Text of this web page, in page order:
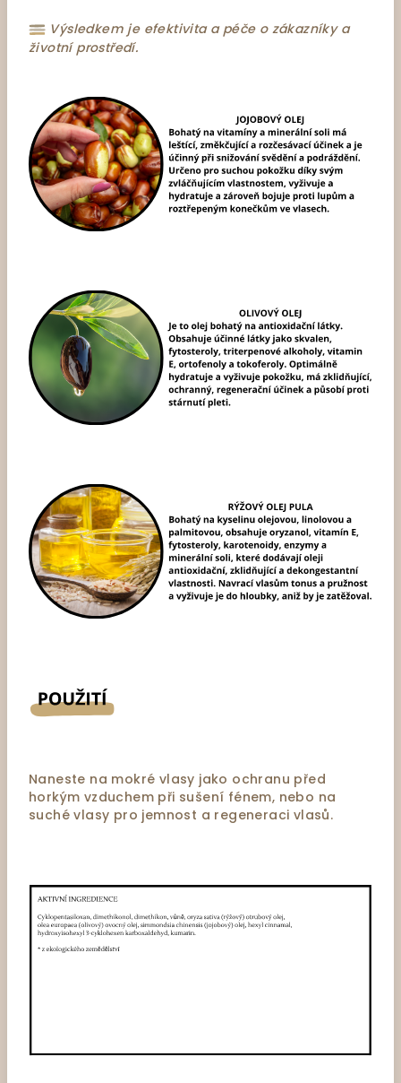
Výsledkem je efektivita a péče o zákazníky a
životní prostředí.
Naneste na mokré vlasy jako ochranu před
horkým vzduchem při sušení fénem, nebo na
suché vlasy pro jemnost a regeneraci vlasů.